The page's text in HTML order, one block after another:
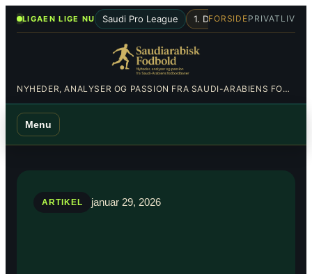
SpringLIGAEN LIGE NU Saudi Pro League 1. Division Al-Hilal•Al-
FORSIDEPRIVATLIV
NYHEDER, ANALYSER OG PASSION FRA SAUDI-ARABIENS FODBOLDBANER
Menu
ARTIKEL januar 29, 2026